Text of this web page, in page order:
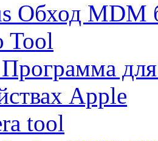
Обход MDM
Tool
Apple
tool